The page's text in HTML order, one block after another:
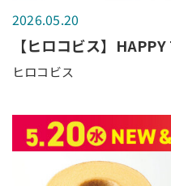
2026.05.20
【ヒロコビス】
ヒロコビス